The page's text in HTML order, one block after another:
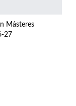
Másteres
27